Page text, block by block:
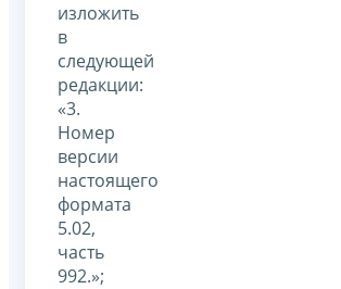
изложить
в
следующей
редакции:
«3.
Номер
версии
настоящего
формата
5.02,
часть
992.»;